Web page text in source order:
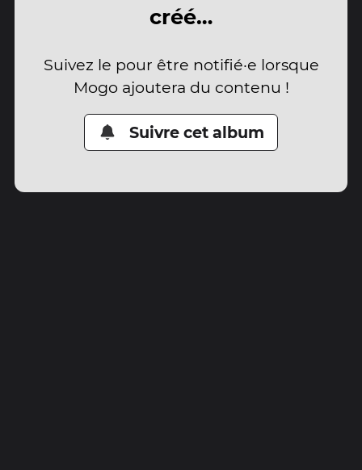
créé…
Suivez le pour être notifié·e lorsque
Mogo ajoutera du contenu !
Suivre cet album